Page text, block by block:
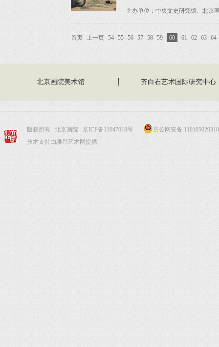
主办单位：中央文史研究馆、北京
首页 上一页 54 55 56 57 58 59 60 61 62 63 64
北京画院美术馆 齐白石艺术国际研究中心
版权所有 北京画院 京ICP备11047018号
京公网安备
技术支持由雅昌艺术网提供